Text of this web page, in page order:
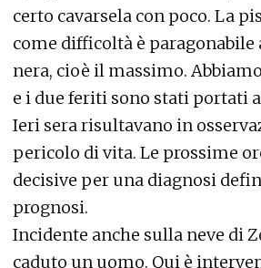
certo cavarsela con poco. La
come difficoltà è paragonabile
nera, cioè il massimo.
e i due feriti sono stati portati
Ieri sera risultavano in
pericolo di vita. Le prossime
decisive per una diagnosi
prognosi.
Incidente anche sulla neve di
caduto un uomo. Qui è